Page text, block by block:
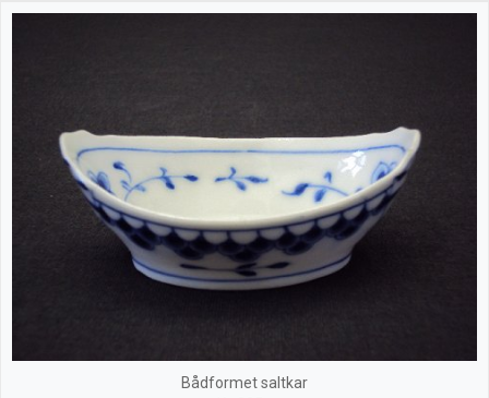
Bådformet saltkar